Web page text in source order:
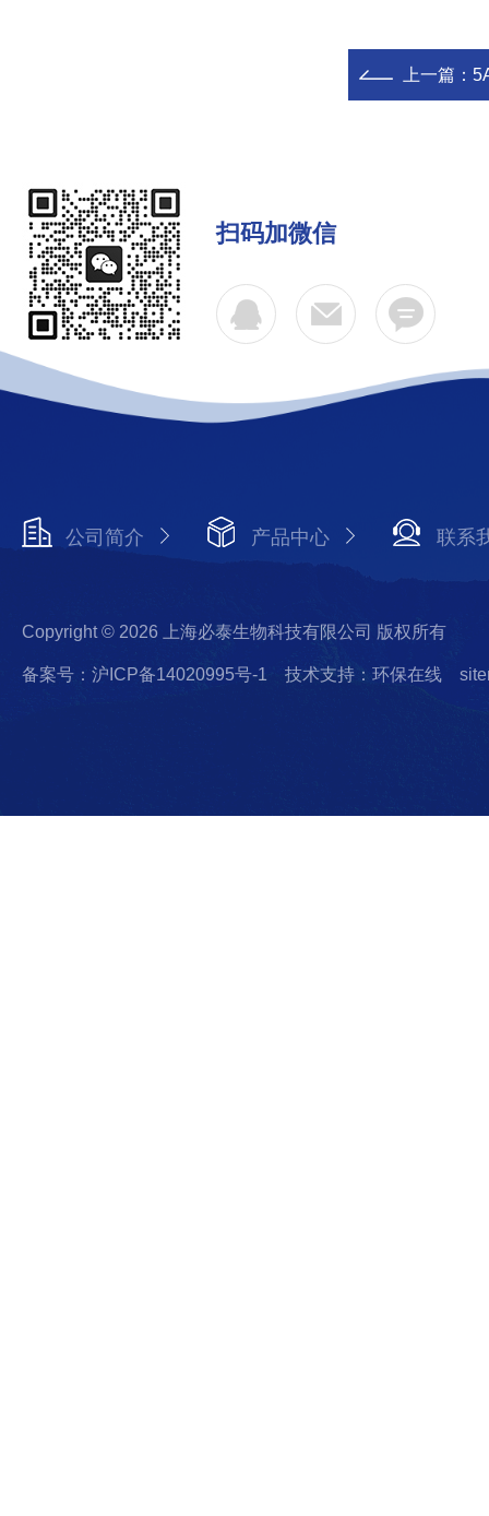
上一篇：
扫码加微信
公司简介 产品中心 联系
Copyright © 2026 上海必泰生物科技有限公司 版权所有
备案号：沪ICP备14020995号-1 技术支持：环保在线